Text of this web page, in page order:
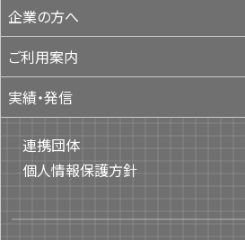
企業の方へ
ご利用案内
実績・発信
連携団体
個人情報保護方針